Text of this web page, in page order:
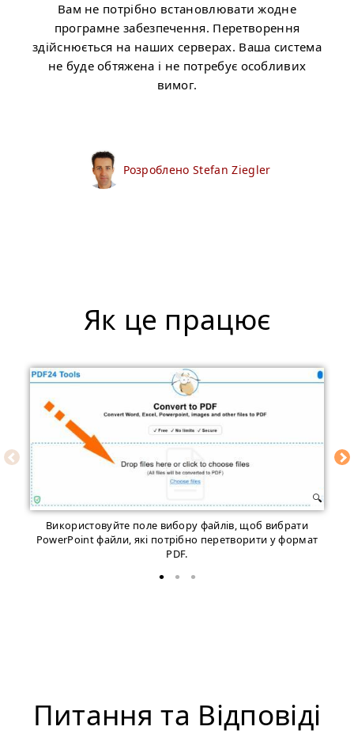
Вам не потрібно встановлювати жодне
програмне забезпечення. Перетворення
здійснюється на наших серверах. Ваша система
не буде обтяжена і не потребує особливих
вимог.
Розроблено Stefan Ziegler
Як це працює
Використовуйте поле вибору файлів, щоб вибрати
PowerPoint файли, якi потрібно перетворити у формат
PDF.
Питання та Відповіді